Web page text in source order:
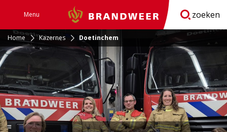
Menu Brandweer zoeken
Home Kazernes Doetinchem